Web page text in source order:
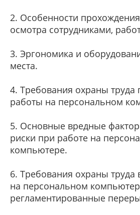
2. Особенности
осмотра сотрудниками,
3. Эргономика и
места.
4. Требования охраны труда
работы на персональном
5. Основные вредные
риски при работе на
компьютере.
6. Требования охраны
на персональном
регламентированные